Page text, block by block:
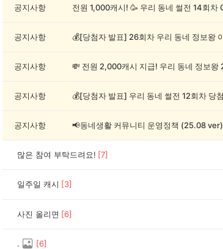
공지사항
공지사항
공지사항
공지사항
공지사항 📢동네생활 커뮤니티 운영정책 (25.08 ver)
많은 참여 부탁드려요! [7]
일주일 캐시 [3]
사진 올리면 [6]
. [6]